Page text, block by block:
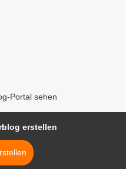
Portal sehen
erstellen